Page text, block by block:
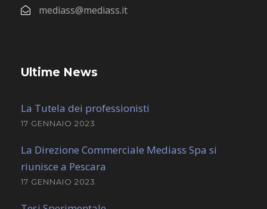
mediass@mediass.it
Ultime News
La Tutela dei professionisti
17 GENNAIO 2023
La Direzione Commerciale Mediass Spa si
riunisce a Pescara
17 GENNAIO 2023